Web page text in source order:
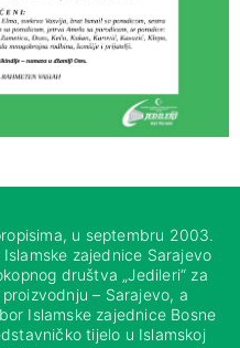
u septembru 2003.
zajednice Sarajevo
društva „Jedileri“ za
– Sarajevo, a
Islamske zajednice Bosne
tijelo u Islamskoj